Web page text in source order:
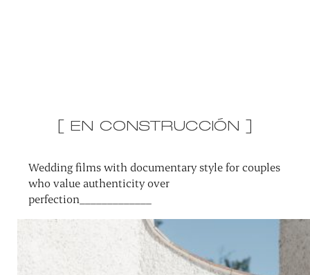
[ EN CONSTRUCCIÓN ]
Wedding films with documentary style for couples
who value authenticity over
perfection_____________